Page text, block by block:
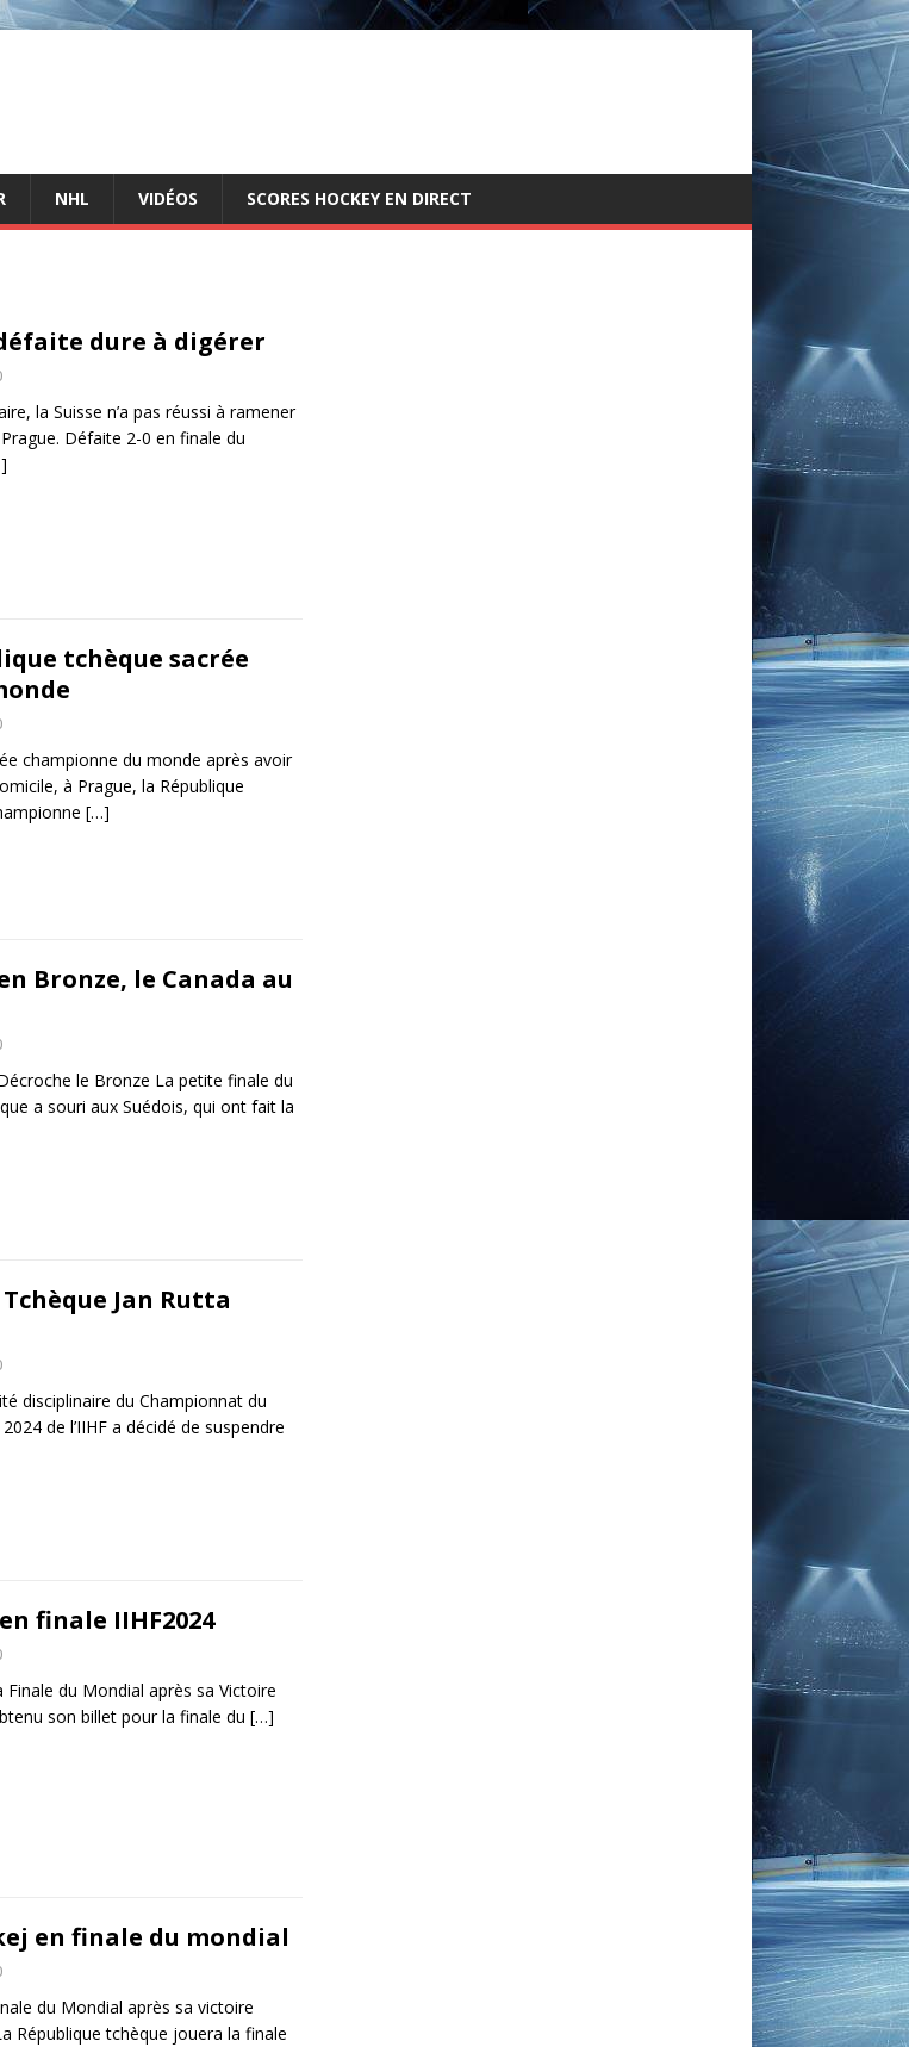
NHL VIDÉOS SCORES HOCKEY EN DIRECT
dure à digérer
la Suisse n’a pas réussi à ramener
Défaite 2-0 en finale du
tchèque sacrée
championne du monde après avoir
à Prague, la République
[…]
Bronze, le Canada au
le Bronze La petite finale du
a souri aux Suédois, qui ont fait la
Jan Rutta
disciplinaire du Championnat du
de l’IIHF a décidé de suspendre
finale IIHF2024
Finale du Mondial après sa Victoire
son billet pour la finale du […]
en finale du mondial
du Mondial après sa victoire
République tchèque jouera la finale